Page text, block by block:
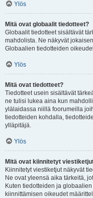
Ylös
Mitä ovat globaalit tiedotteet?
Globaalit tiedotteet sisältävät
mahdolista. Ne näkyvät
Globaalien tiedotteiden
Ylös
Mitä ovat tiedotteet?
Tiedotteet usein sisältävät
ne tulisi lukea aina kun
ylälaidassa niillä foorumeilla
tiedotteiden kohdalla,
ylläpitäjä.
Ylös
Mitä ovat kiinnitetyt
Kiinnitetyt viestiketjut näkyvät
Ne ovat yleensä aika tärkeitä,
Kuten tiedotteiden ja
kiinnittämisen oikeudet